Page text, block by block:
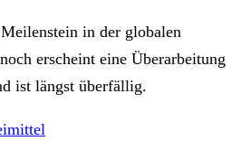
in der globalen
erscheint eine Überarbeitung
ist längst überfällig.